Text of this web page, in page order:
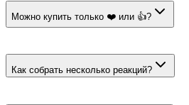
страницы. У конструктора
100.
Можно купить только ❤️ или 👍?
Смешивать реакции в таком заказе
Как собрать несколько реакций?